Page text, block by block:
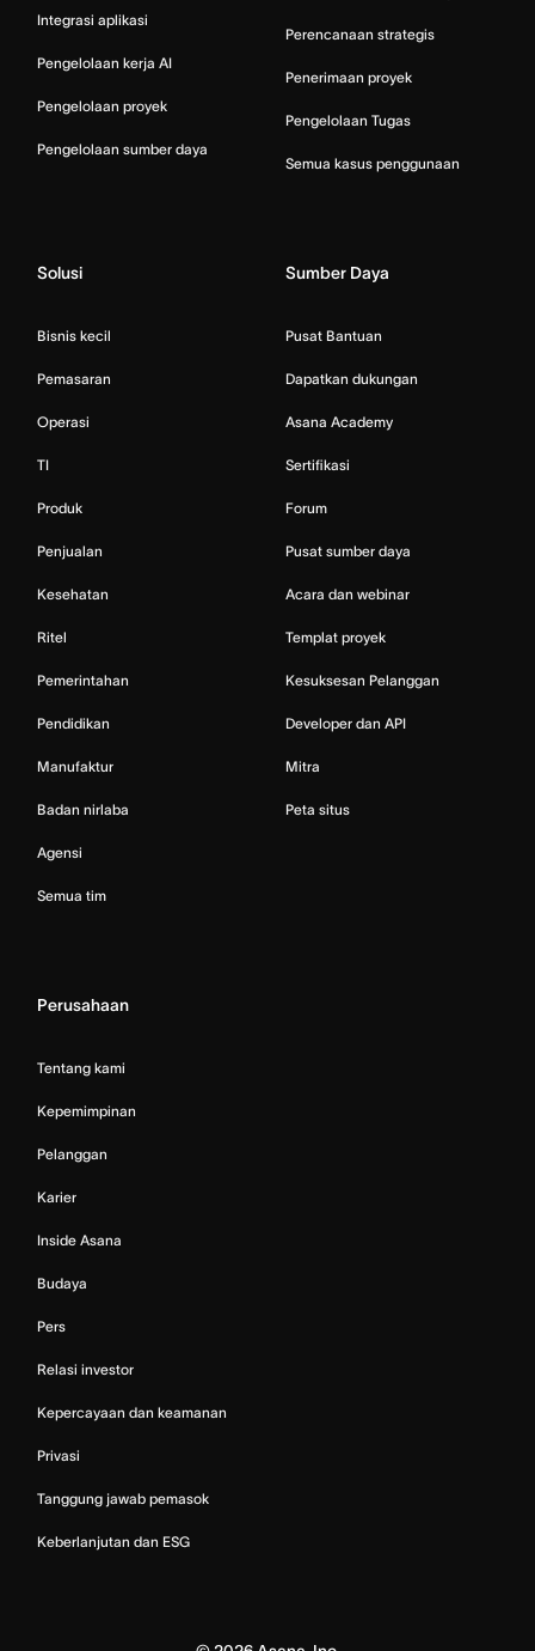
Integrasi aplikasi
Pengelolaan kerja AI
Pengelolaan proyek
Pengelolaan sumber daya
Perencanaan strategis
Penerimaan proyek
Pengelolaan Tugas
Semua kasus penggunaan
Solusi
Bisnis kecil
Pemasaran
Operasi
TI
Produk
Penjualan
Kesehatan
Ritel
Pemerintahan
Pendidikan
Manufaktur
Badan nirlaba
Agensi
Semua tim
Sumber Daya
Pusat Bantuan
Dapatkan dukungan
Asana Academy
Sertifikasi
Forum
Pusat sumber daya
Acara dan webinar
Templat proyek
Kesuksesan Pelanggan
Developer dan API
Mitra
Peta situs
Perusahaan
Tentang kami
Kepemimpinan
Pelanggan
Karier
Inside Asana
Budaya
Pers
Relasi investor
Kepercayaan dan keamanan
Privasi
Tanggung jawab pemasok
Keberlanjutan dan ESG